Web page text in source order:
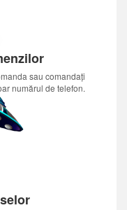
sau comandați
numărul de telefon.